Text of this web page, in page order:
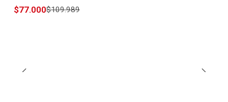
$77.000$109.989